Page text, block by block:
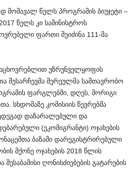
მომავალ წელს პროგრამის ბიუჯეტი –
წელს კი სამინისტროს
ფართი შეიძინა 111-მა
უზრუნველყოფის
შესარჩევმა შერეულმა სამთავრობო
ფარგლებში, დღეს, მორიგი
სხდომაზე კომისიის წევრებმა
დაზარალებული და
(ეკომიგრანტი) ოჯახების
ბაზაში დარეგისტრირებული
მქონე ოჯახების 2018 წლის
ღონისძიებების გატარების